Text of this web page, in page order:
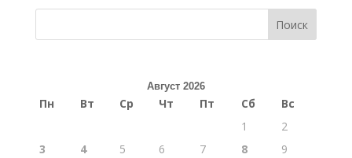
Поиск
Август 2026
Пн Вт Ср Чт Пт Сб
Вс
1
2
3
4 5 6 7 8
9